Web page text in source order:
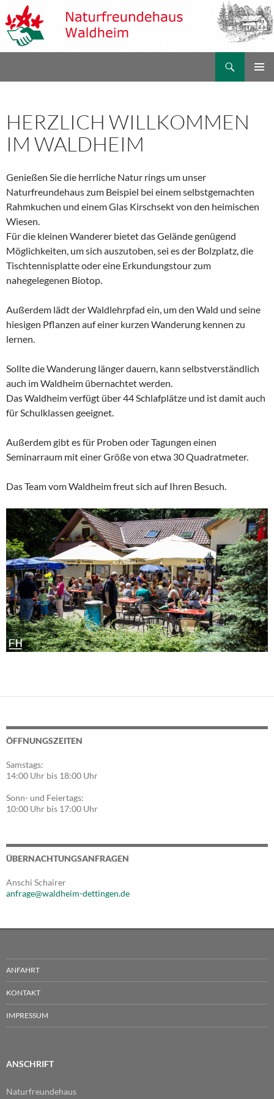
Inhalt
springen
HERZLICH WILLKOMMEN
IM WALDHEIM
Genießen Sie die herrliche Natur rings um unser
Naturfreundehaus zum Beispiel bei einem selbstgemachten
Rahmkuchen und einem Glas Kirschsekt von den heimischen
Wiesen.
Für die kleinen Wanderer bietet das Gelände genügend
Möglichkeiten, um sich auszutoben, sei es der Bolzplatz, die
Tischtennisplatte oder eine Erkundungstour zum
nahegelegenen Biotop.
Außerdem lädt der Waldlehrpfad ein, um den Wald und seine
hiesigen Pflanzen auf einer kurzen Wanderung kennen zu
lernen.
Sollte die Wanderung länger dauern, kann selbstverständlich
auch im Waldheim übernachtet werden.
Das Waldheim verfügt über 44 Schlafplätze und ist damit auch
für Schulklassen geeignet.
Außerdem gibt es für Proben oder Tagungen einen
Seminarraum mit einer Größe von etwa 30 Quadratmeter.
Das Team vom Waldheim freut sich auf Ihren Besuch.
ÖFFNUNGSZEITEN
Samstags:
14:00 Uhr bis 18:00 Uhr
Sonn- und Feiertags:
10:00 Uhr bis 17:00 Uhr
ÜBERNACHTUNGSANFRAGEN
Anschi Schairer
anfrage@waldheim-dettingen.de
ANFAHRT
KONTAKT
IMPRESSUM
ANSCHRIFT
Naturfreundehaus